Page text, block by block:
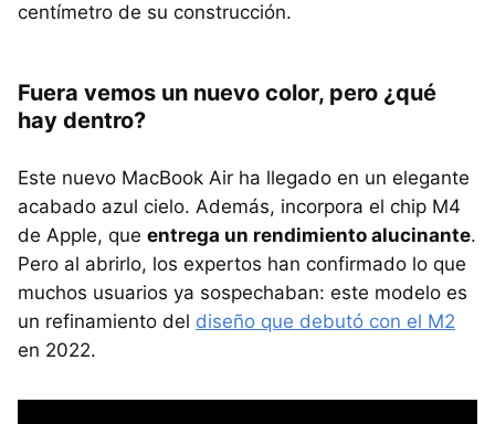
centímetro de su construcción.
Fuera vemos un nuevo color, pero ¿qué
hay dentro?
Este nuevo MacBook Air ha llegado en un elegante
acabado azul cielo. Además, incorpora el chip M4
de Apple, que entrega un rendimiento alucinante.
Pero al abrirlo, los expertos han confirmado lo que
muchos usuarios ya sospechaban: este modelo es
un refinamiento del diseño que debutó con el M2
en 2022.